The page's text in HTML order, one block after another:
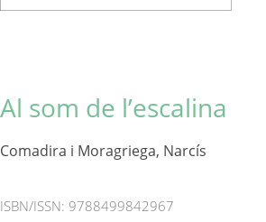
Al som de l’escalina
Comadira i Moragriega, Narcís
ISBN/ISSN: 9788499842967